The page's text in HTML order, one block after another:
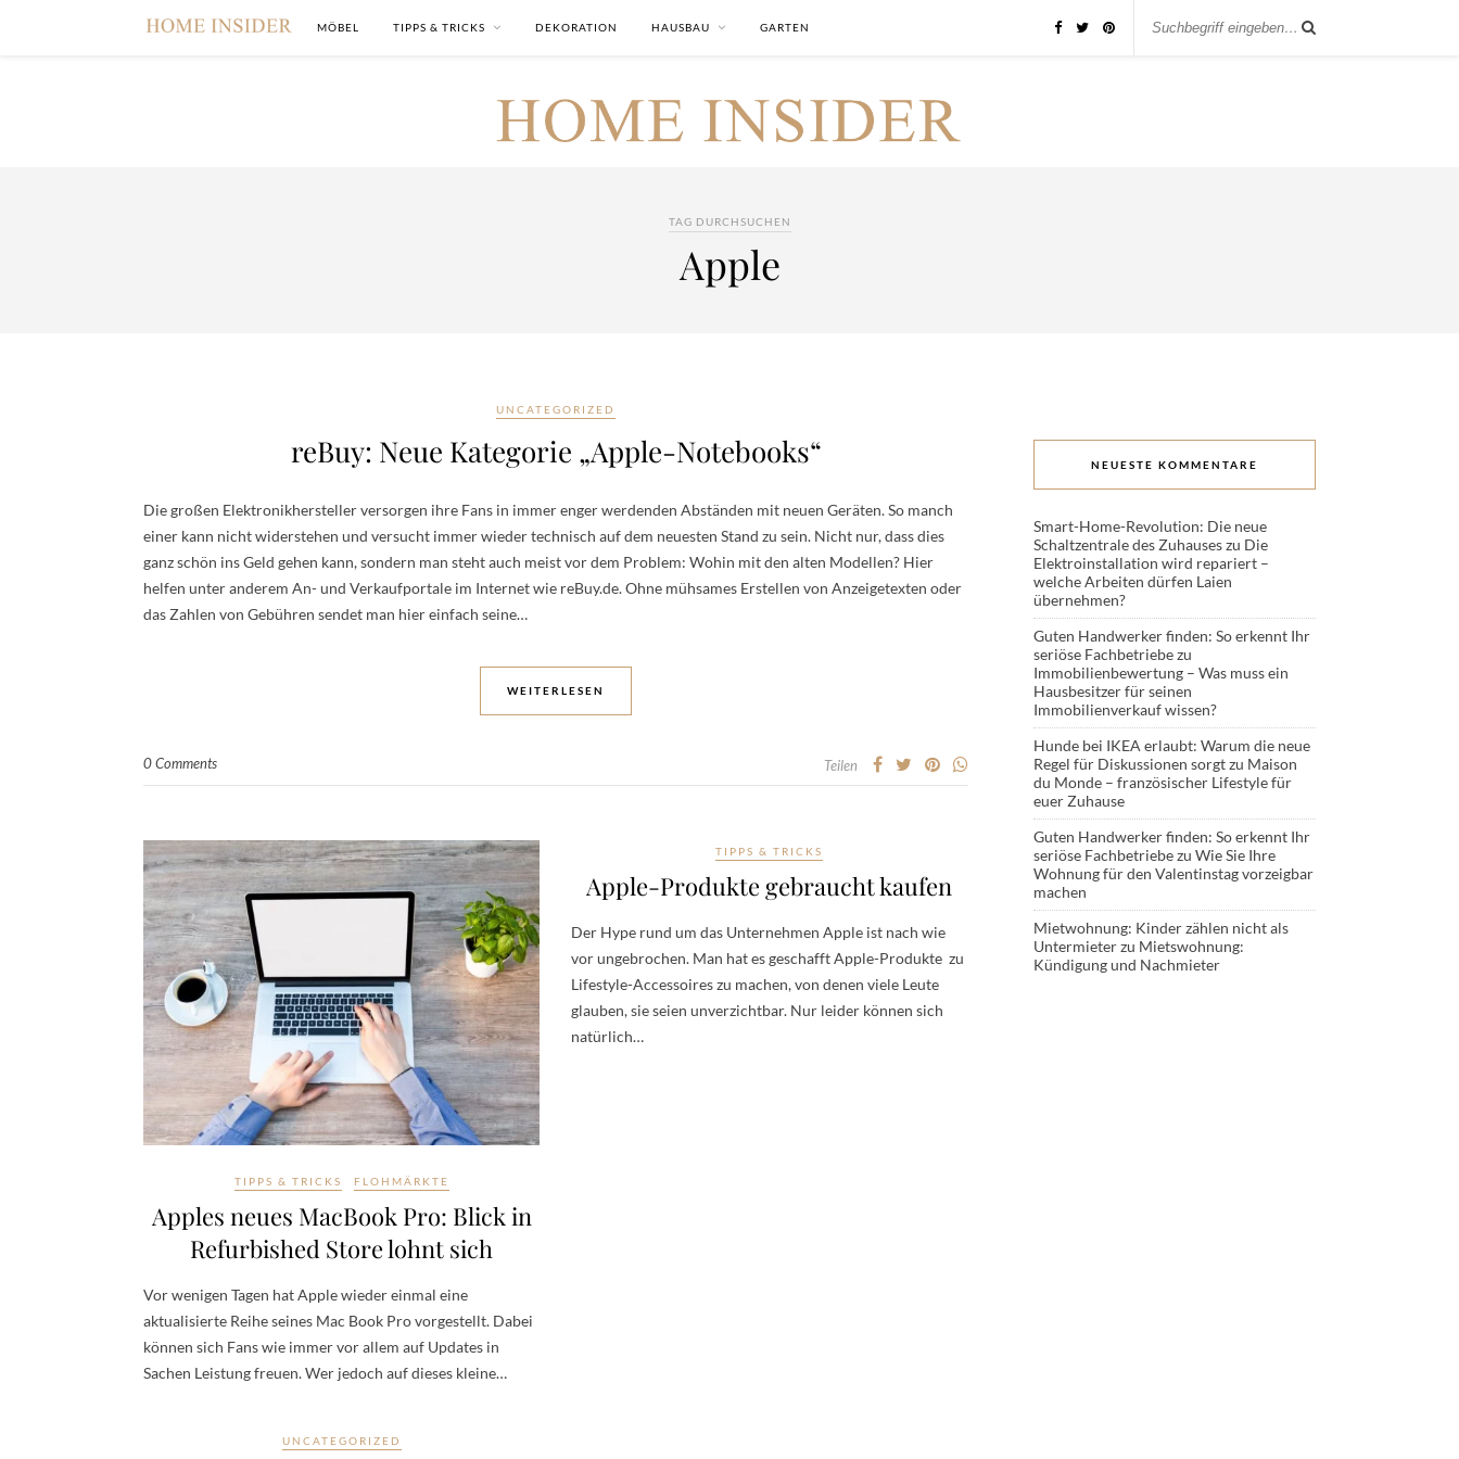
MÖBEL TIPPS & TRICKS DEKORATION HAUSBAU GARTEN
TAG DURCHSUCHEN
Apple
UNCATEGORIZED
reBuy: Neue Kategorie „Apple-Notebooks“
Die großen Elektronikhersteller versorgen ihre Fans in immer enger werdenden Abständen mit neuen Geräten. So manch
einer kann nicht widerstehen und versucht immer wieder technisch auf dem neuesten Stand zu sein. Nicht nur, dass dies
ganz schön ins Geld gehen kann, sondern man steht auch meist vor dem Problem: Wohin mit den alten Modellen? Hier
helfen unter anderem An- und Verkaufportale im Internet wie reBuy.de. Ohne mühsames Erstellen von Anzeigetexten oder
das Zahlen von Gebühren sendet man hier einfach seine…
WEITERLESEN
0 Comments Teilen
TIPPS & TRICKS FLOHMÄRKTE
Apples neues MacBook Pro: Blick in
Refurbished Store lohnt sich
Vor wenigen Tagen hat Apple wieder einmal eine
aktualisierte Reihe seines Mac Book Pro vorgestellt. Dabei
können sich Fans wie immer vor allem auf Updates in
Sachen Leistung freuen. Wer jedoch auf dieses kleine…
TIPPS & TRICKS
Apple-Produkte gebraucht kaufen
Der Hype rund um das Unternehmen Apple ist nach wie
vor ungebrochen. Man hat es geschafft Apple-Produkte zu
Lifestyle-Accessoires zu machen, von denen viele Leute
glauben, sie seien unverzichtbar. Nur leider können sich
natürlich…
UNCATEGORIZED
NEUESTE KOMMENTARE
Smart-Home-Revolution: Die neue
Schaltzentrale des Zuhauseszu Die
Elektroinstallation wird repariert –
welche Arbeiten dürfen Laien
übernehmen?
Guten Handwerker finden: So erkennt Ihr
seriöse Fachbetriebezu
Immobilienbewertung – Was muss ein
Hausbesitzer für seinen
Immobilienverkauf wissen?
Hunde bei IKEA erlaubt: Warum die neue
Regel für Diskussionen sorgtzu Maison
du Monde – französischer Lifestyle für
euer Zuhause
Guten Handwerker finden: So erkennt Ihr
seriöse Fachbetriebezu Wie Sie Ihre
Wohnung für den Valentinstag vorzeigbar
machen
Mietwohnung: Kinder zählen nicht als
Untermieterzu Mietswohnung:
Kündigung und Nachmieter